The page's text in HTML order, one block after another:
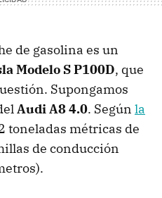
de gasolina es un
Modelo S P100D, que
Supongamos
Audi A8 4.0. Según la
toneladas métricas de
de conducción